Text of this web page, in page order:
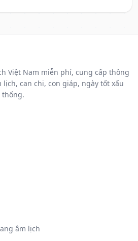
Việt Nam miễn phí, cung cấp thông
can chi, con giáp, ngày tốt xấu
thống.
âm lịch